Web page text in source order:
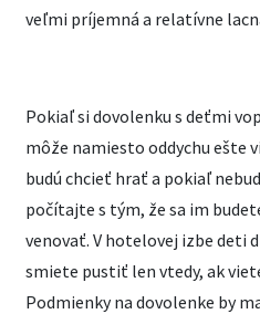
veľmi príjemná a relatívne
Pokiaľ si dovolenku s deťmi
môže namiesto oddychu ešte
budú chcieť hrať a pokiaľ
počítajte s tým, že sa im
venovať. V hotelovej izbe deti
smiete pustiť len vtedy, ak
Podmienky na dovolenke by